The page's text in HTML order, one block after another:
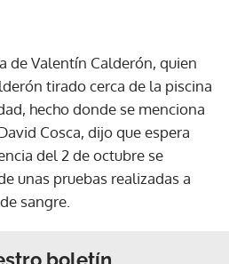
de Valentín Calderón, quien
tirado cerca de la piscina
hecho donde se menciona
Cosca, dijo que espera
del 2 de octubre se
unas pruebas realizadas a
sangre.